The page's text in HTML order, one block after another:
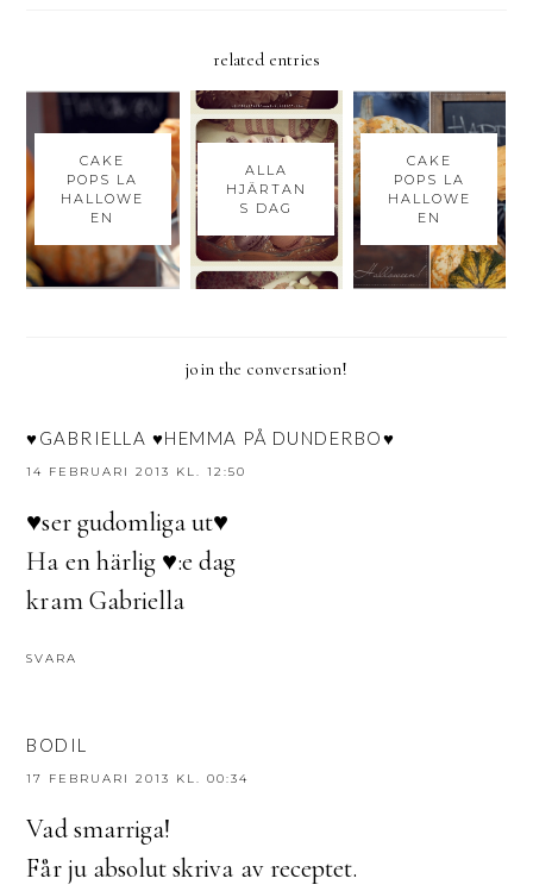
related entries
CAKE
POPS LA
HALLOWE
EN
ALLA
HJÄRTAN
S DAG
CAKE
POPS LA
HALLOWE
EN
join the conversation!
♥GABRIELLA ♥HEMMA PÅ DUNDERBO♥
14 FEBRUARI 2013 KL. 12:50
♥ser gudomliga ut♥
Ha en härlig ♥:e dag
kram Gabriella
SVARA
BODIL
17 FEBRUARI 2013 KL. 00:34
Vad smarriga!
Får ju absolut skriva av receptet.